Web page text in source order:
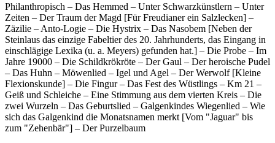
Philanthropisch – Das Hemmed – Unter Schwarzkünstlern – Unter
Zeiten – Der Traum der Magd [Für Freudianer ein Salzlecken] –
Zäzilie – Anto-Logie – Die Hystrix – Das Nasobem [Neben der
Steinlaus das einzige Fabeltier des 20. Jahrhunderts, das Eingang in
einschlägige Lexika (u. a. Meyers) gefunden hat.] – Die Probe – Im
Jahre 19000 – Die Schildkrökröte – Der Gaul – Der heroische Pudel
– Das Huhn – Möwenlied – Igel und Agel – Der Werwolf [Kleine
Flexionskunde] – Die Fingur – Das Fest des Wüstlings – Km 21 –
Geiß und Schleiche – Eine Stimmung aus dem vierten Kreis – Die
zwei Wurzeln – Das Geburtslied – Galgenkindes Wiegenlied – Wie
sich das Galgenkind die Monatsnamen merkt [Vom "Jaguar" bis
zum "Zehenbär"] – Der Purzelbaum